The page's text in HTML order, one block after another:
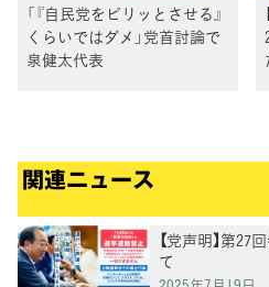
「『自民党をピリッとさせる』
くらいではダメ」党首討論で
泉健太代表
関連ニュース
【党声明】第
て